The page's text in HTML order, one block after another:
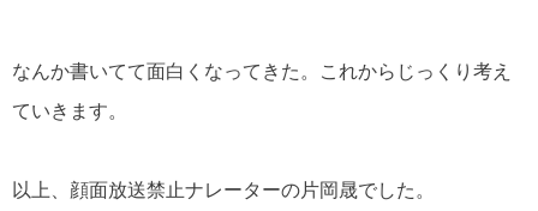
なんか書いてて面白くなってきた。これからじっくり考え
ていきます。
以上、顔面放送禁止ナレーターの片岡晟でした。